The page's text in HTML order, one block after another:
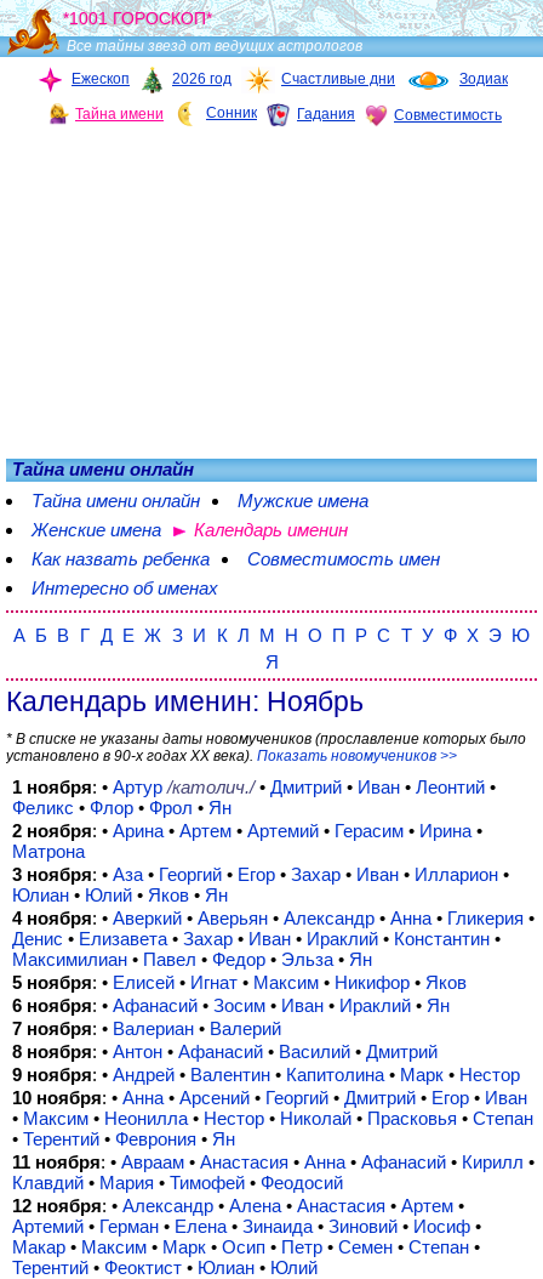
*1001 ГОРОСКОП*
Все тайны звезд от ведущих астрологов
Ежескоп
2026 год Счастливые дни Зодиак
Тайна имени Сонник Гадания Совместимость
Тайна имени онлайн
Тайна имени онлайн
Мужские имена
Женские имена
Календарь именин
Как назвать ребенка
Совместимость имен
Интересно об именах
А Б В Г Д Е Ж З И К Л М Н О П Р С Т У Ф Х Э Ю
Я
Календарь именин: Ноябрь
* В списке не указаны даты новомучеников (прославление которых было
установлено в 90-х годах XX века). Показать новомучеников >>
1 ноября: • Артур /католич./• Дмитрий • Иван • Леонтий •
Феликс • Флор • Фрол • Ян
2 ноября: • Арина • Артем • Артемий • Герасим • Ирина •
Матрона
3 ноября: • Аза • Георгий • Егор • Захар • Иван • Илларион •
Юлиан • Юлий • Яков • Ян
4 ноября: • Аверкий • Аверьян • Александр • Анна • Гликерия •
Денис • Елизавета • Захар • Иван • Ираклий • Константин •
Максимилиан • Павел • Федор • Эльза • Ян
5 ноября: • Елисей • Игнат • Максим • Никифор • Яков
6 ноября: • Афанасий • Зосим • Иван • Ираклий • Ян
7 ноября: • Валериан • Валерий
8 ноября: • Антон • Афанасий • Василий • Дмитрий
9 ноября: • Андрей • Валентин • Капитолина • Марк • Нестор
10 ноября: • Анна • Арсений • Георгий • Дмитрий • Егор • Иван
• Максим • Неонилла • Нестор • Николай • Прасковья • Степан
• Терентий • Феврония • Ян
11 ноября: • Авраам • Анастасия • Анна • Афанасий • Кирилл •
Клавдий • Мария • Тимофей • Феодосий
12 ноября: • Александр • Алена • Анастасия • Артем •
Артемий • Герман • Елена • Зинаида • Зиновий • Иосиф •
Макар • Максим • Марк • Осип • Петр • Семен • Степан •
Терентий • Феоктист • Юлиан • Юлий